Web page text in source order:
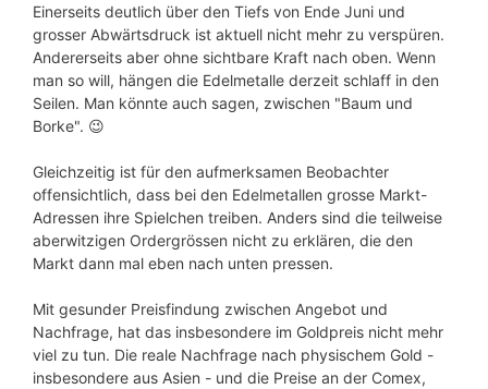
Einerseits deutlich über den Tiefs von Ende Juni und
grosser Abwärtsdruck ist aktuell nicht mehr zu verspüren.
Andererseits aber ohne sichtbare Kraft nach oben. Wenn
man so will, hängen die Edelmetalle derzeit schlaff in den
Seilen. Man könnte auch sagen, zwischen "Baum und
Borke". 😉
Gleichzeitig ist für den aufmerksamen Beobachter
offensichtlich, dass bei den Edelmetallen grosse Markt-
Adressen ihre Spielchen treiben. Anders sind die teilweise
aberwitzigen Ordergrössen nicht zu erklären, die den
Markt dann mal eben nach unten pressen.
Mit gesunder Preisfindung zwischen Angebot und
Nachfrage, hat das insbesondere im Goldpreis nicht mehr
viel zu tun. Die reale Nachfrage nach physischem Gold -
insbesondere aus Asien - und die Preise an der Comex,